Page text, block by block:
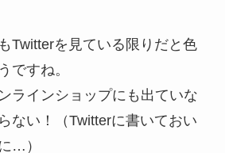
Twitterを見ている限りだと色
ですね。
ラインショップにも出ていな
ない！（Twitterに書いておい
…）